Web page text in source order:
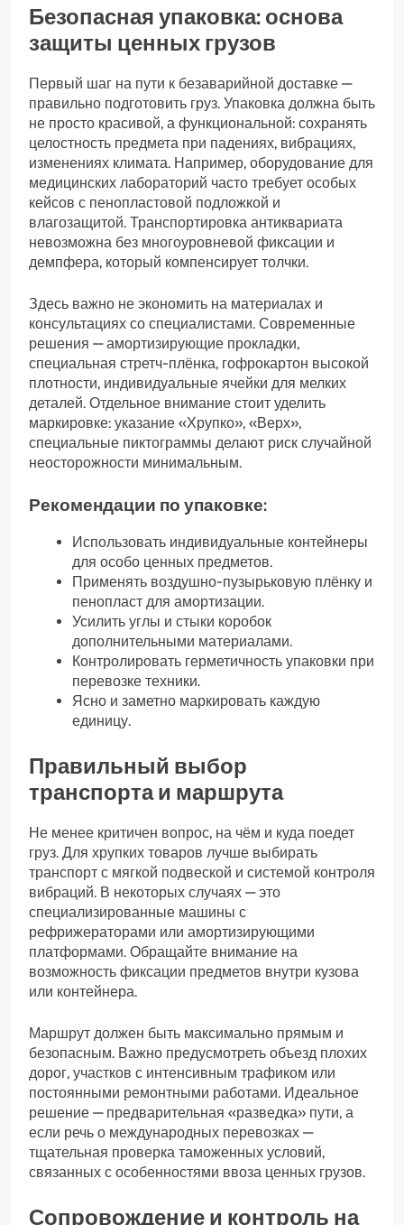
Безопасная упаковка: основа
защиты ценных грузов
Первый шаг на пути к безаварийной доставке —
правильно подготовить груз. Упаковка должна быть
не просто красивой, а функциональной: сохранять
целостность предмета при падениях, вибрациях,
изменениях климата. Например, оборудование для
медицинских лабораторий часто требует особых
кейсов с пенопластовой подложкой и
влагозащитой. Транспортировка антиквариата
невозможна без многоуровневой фиксации и
демпфера, который компенсирует толчки.
Здесь важно не экономить на материалах и
консультациях со специалистами. Современные
решения — амортизирующие прокладки,
специальная стретч-плёнка, гофрокартон высокой
плотности, индивидуальные ячейки для мелких
деталей. Отдельное внимание стоит уделить
маркировке: указание «Хрупко», «Верх»,
специальные пиктограммы делают риск случайной
неосторожности минимальным.
Рекомендации по упаковке:
Использовать индивидуальные контейнеры
для особо ценных предметов.
Применять воздушно-пузырьковую плёнку и
пенопласт для амортизации.
Усилить углы и стыки коробок
дополнительными материалами.
Контролировать герметичность упаковки при
перевозке техники.
Ясно и заметно маркировать каждую
единицу.
Правильный выбор
транспорта и маршрута
Не менее критичен вопрос, на чём и куда поедет
груз. Для хрупких товаров лучше выбирать
транспорт с мягкой подвеской и системой контроля
вибраций. В некоторых случаях — это
специализированные машины с
рефрижераторами или амортизирующими
платформами. Обращайте внимание на
возможность фиксации предметов внутри кузова
или контейнера.
Маршрут должен быть максимально прямым и
безопасным. Важно предусмотреть объезд плохих
дорог, участков с интенсивным трафиком или
постоянными ремонтными работами. Идеальное
решение — предварительная «разведка» пути, а
если речь о международных перевозках —
тщательная проверка таможенных условий,
связанных с особенностями ввоза ценных грузов.
Сопровождение и контроль на